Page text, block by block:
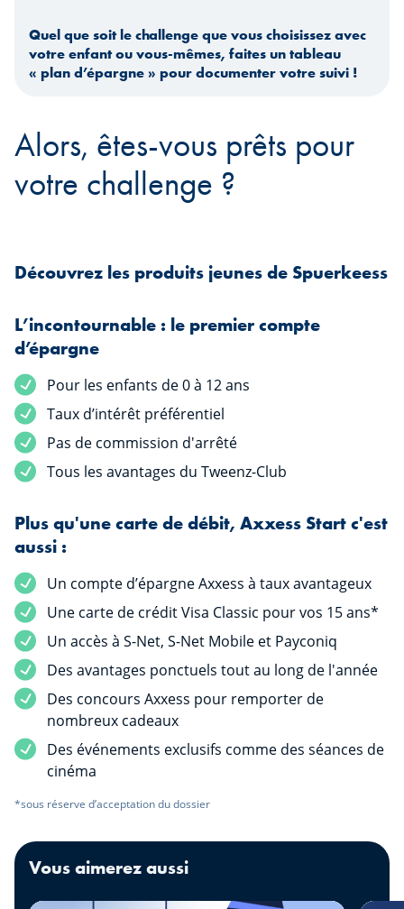
Quel que soit le challenge que vous choisissez avec
votre enfant ou vous-mêmes, faites un tableau
« plan d’épargne » pour documenter votre suivi !
Alors, êtes-vous prêts pour
votre challenge ?
Découvrez les produits jeunes de Spuerkeess
L’incontournable : le premier compte
d’épargne
Pour les enfants de 0 à 12 ans
Taux d’intérêt préférentiel
Pas de commission d'arrêté
Tous les avantages du Tweenz-Club
Plus qu'une carte de débit, Axxess Start c'est
aussi :
Un compte d’épargne Axxess à taux avantageux
Une carte de crédit Visa Classic pour vos 15 ans*
Un accès à S-Net, S-Net Mobile et Payconiq
Des avantages ponctuels tout au long de l'année
Des concours Axxess pour remporter de
nombreux cadeaux
Des événements exclusifs comme des séances de
cinéma
*sous réserve d’acceptation du dossier
Vous aimerez aussi